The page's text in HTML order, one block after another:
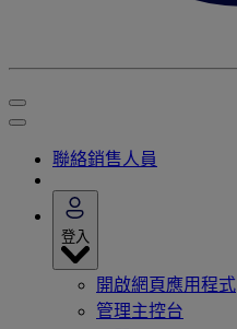
聯絡銷售人員
登入
開啟網頁應用程式
管理主控台